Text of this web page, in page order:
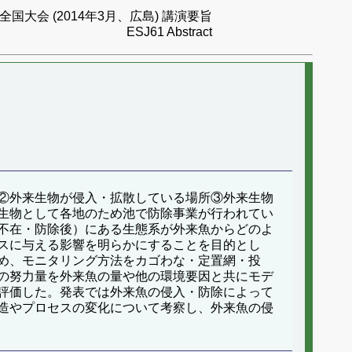
国大会 (2014年3月、広島) 講演要旨
ESJ61 Abstract
外来生物が侵入・拡散している場所③外来生物
物として各地のため池で防除事業が行われてい
・防除後）にある生態系が外来魚からどのよ
に与える影響を明らかにすることを目的とし
、モニタリング方法をカゴわな・定置網・投
努力量を外来魚の量や他の環境要因と共にモデ
価した。発表では外来魚の侵入・防除によって
やプロセスの変化について考察し、外来魚の侵